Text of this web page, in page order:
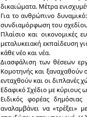
δικαιώματα. Μέτρα
Για το ανθρώπινο
συνδιαμόρφωση του
Πλαίσιο και οικονομικές
μεταλυκειακή εκπαίδευση
κάθε νέο και νέα.
Διασφάλιση των θέσεων
Κομοτηνής και ξαναχαθούν
ενταχθούν και οι διπλανές
Εδαφικό Σχέδιο με κύριους
Ειδικός φορέας
αναλαμβάνει να «τρέξει»